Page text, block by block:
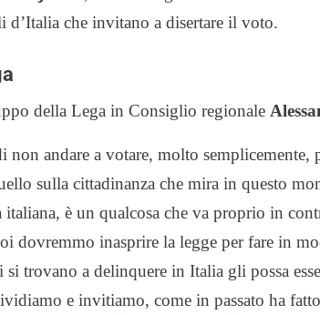
d’Italia che invitano a disertare il voto.
della Lega in Consiglio regionale
non andare a votare, molto semplicemente,
sulla cittadinanza che mira in questo
italiana, è un qualcosa che va proprio in
dovremmo inasprire la legge per fare in
trovano a delinquere in Italia gli possa
e invitiamo, come in passato ha